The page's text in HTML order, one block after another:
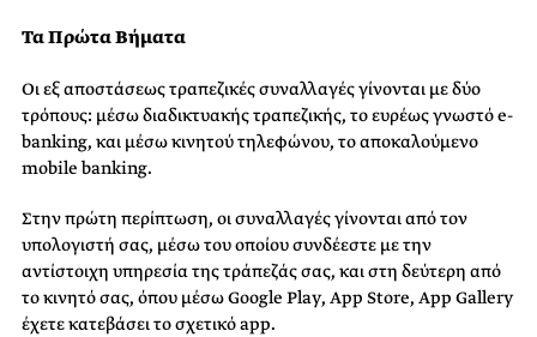
Τα Πρώτα Βήματα
Οι εξ αποστάσεως τραπεζικές συναλλαγές γίνονται με δύο
τρόπους: μέσω διαδικτυακής τραπεζικής, το ευρέως γνωστό e-
banking, και μέσω κινητού τηλεφώνου, το αποκαλούμενο
mobile banking.
Στην πρώτη περίπτωση, οι συναλλαγές γίνονται από τον
υπολογιστή σας, μέσω του οποίου συνδέεστε με την
αντίστοιχη υπηρεσία της τράπεζάς σας, και στη δεύτερη από
το κινητό σας, όπου μέσω Google Play, App Store, App Gallery
έχετε κατεβάσει το σχετικόapp.